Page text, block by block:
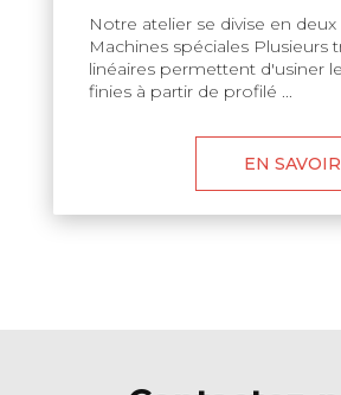
Notre atelier se divise en deux
Machines spéciales Plusieurs
linéaires permettent d'usiner
finies à partir de profilé ...
EN